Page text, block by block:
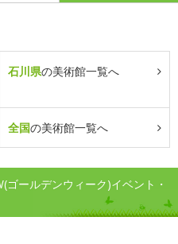
石川県の美術館一覧へ
全国の美術館一覧へ
ールデンウィーク)イベント・